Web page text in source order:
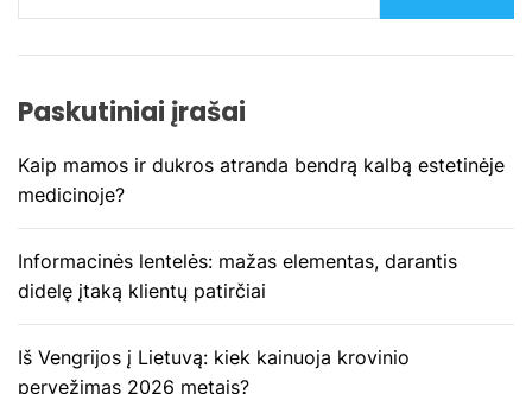
i
a
t
a
r
p
į
Paskutiniai įrašai
Kaip mamos ir dukros atranda bendrą kalbą estetinėje
medicinoje?
Informacinės lentelės: mažas elementas, darantis
didelę įtaką klientų patirčiai
Iš Vengrijos į Lietuvą: kiek kainuoja krovinio
pervežimas 2026 metais?